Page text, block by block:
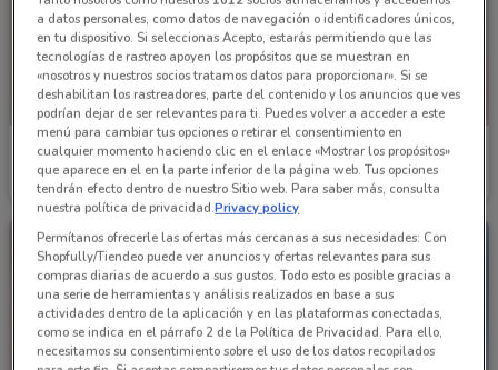
Cklass
Caduca el 30/09 10.4 km
Cklass
Caduca el 31/08 10.4 km
a datos personales, como datos de navegación o identificadores únicos,
en tu dispositivo. Si seleccionas Acepto, estarás permitiendo que las
tecnologías de rastreo apoyen los propósitos que se muestran en
«nosotros y nuestros socios tratamos datos para proporcionar». Si se
deshabilitan los rastreadores, parte del contenido y los anuncios que ves
podrían dejar de ser relevantes para ti. Puedes volver a acceder a este
menú para cambiar tus opciones o retirar el consentimiento en
cualquier momento haciendo clic en el enlace «Mostrar los propósitos»
que aparece en el en la parte inferior de la página web. Tus opciones
tendrán efecto dentro de nuestro Sitio web. Para saber más, consulta
nuestra política de privacidad.Privacy policy
Permítanos ofrecerle las ofertas más cercanas a sus necesidades: Con
Shopfully/Tiendeo puede ver anuncios y ofertas relevantes para sus
compras diarias de acuerdo a sus gustos. Todo esto es posible gracias a
una serie de herramientas y análisis realizados en base a sus
actividades dentro de la aplicación y en las plataformas conectadas,
como se indica en el párrafo 2 de la Política de Privacidad. Para ello,
necesitamos su consentimiento sobre el uso de los datos recopilados